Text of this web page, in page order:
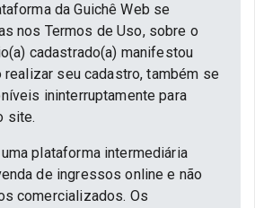
da Guichê Web se
nos Termos de Uso, sobre o
cadastrado(a) manifestou
realizar seu cadastro, também se
ininterruptamente para
site.
plataforma intermediária
de ingressos online e não
comercializados. Os